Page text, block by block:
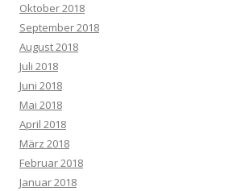
Oktober 2018
September 2018
August 2018
Juli 2018
Juni 2018
Mai 2018
April 2018
März 2018
Februar 2018
Januar 2018